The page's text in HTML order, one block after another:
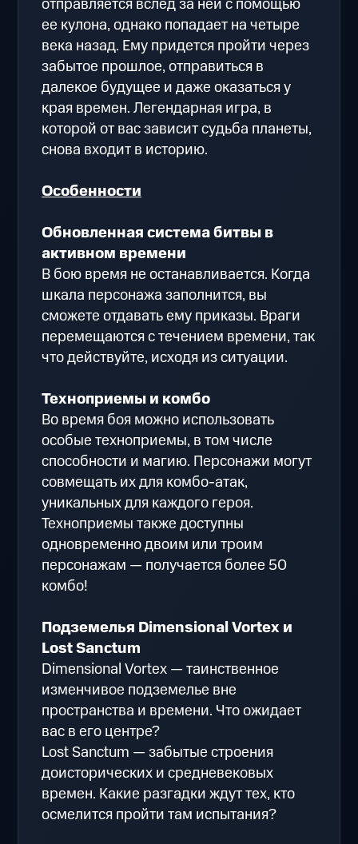
отправляется вслед за ней с помощью
ее кулона, однако попадает на четыре
века назад. Ему придется пройти через
забытое прошлое, отправиться в
далекое будущее и даже оказаться у
края времен. Легендарная игра, в
которой от вас зависит судьба планеты,
снова входит в историю.
Особенности
Обновленная система битвы в
активном времени
В бою время не останавливается. Когда
шкала персонажа заполнится, вы
сможете отдавать ему приказы. Враги
перемещаются с течением времени, так
что действуйте, исходя из ситуации.
Техноприемы и комбо
Во время боя можно использовать
особые техноприемы, в том числе
способности и магию. Персонажи могут
совмещать их для комбо-атак,
уникальных для каждого героя.
Техноприемы также доступны
одновременно двоим или троим
персонажам — получается более 50
комбо!
Подземелья Dimensional Vortex и
Lost Sanctum
Dimensional Vortex — таинственное
изменчивое подземелье вне
пространства и времени. Что ожидает
вас в его центре?
Lost Sanctum — забытые строения
доисторических и средневековых
времен. Какие разгадки ждут тех, кто
осмелится пройти там испытания?